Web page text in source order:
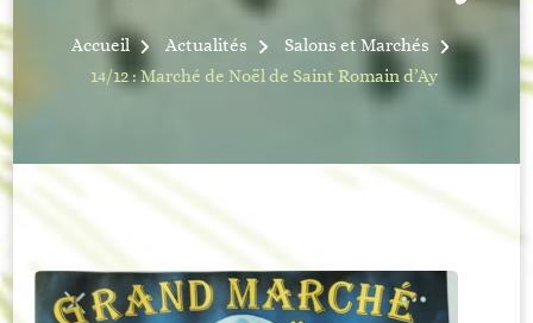
Accueil Actualités
Salons et Marchés
14/12 : Marché de Noël de Saint Romain d’Ay